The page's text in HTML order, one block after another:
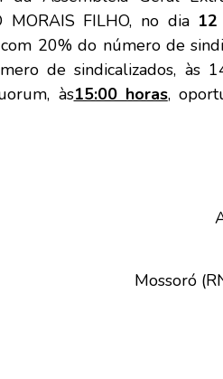
MORAIS FILHO, no dia
com 20% do número de
de sindicalizados, às
às15:00 horas,
Mossoró